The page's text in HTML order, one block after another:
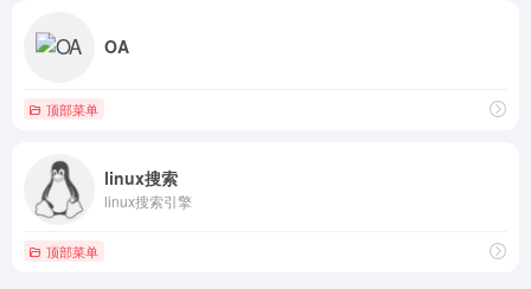
OA
顶部菜单
linux搜索
linux搜索引擎
顶部菜单